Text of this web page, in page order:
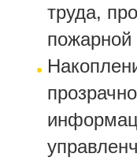
труда,
пожарной